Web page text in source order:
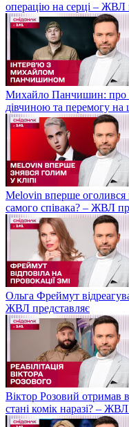
операцію на серці – ЖВЛ
Михайло Панчишин: про
дівчиною та перемогу на
Melovin вперше
самого співака? – ЖВЛ
Ольга Фреймут
ЖВЛ представляє
Віктор Розовий отримав
стані комік наразі? –